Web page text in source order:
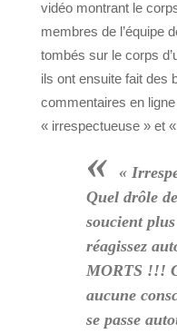
vidéo montrant le
membres de l’équipe
tombés sur le corps
ils ont ensuite fait des
commentaires en
« irrespectueuse » et
«
«
Quel drôle
soucient
réagissez
MORTS !!!
aucune
se passe